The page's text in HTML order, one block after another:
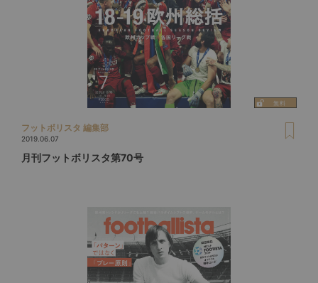
フットボリスタ 編集部
2019.06.07
月刊フットボリスタ第70号